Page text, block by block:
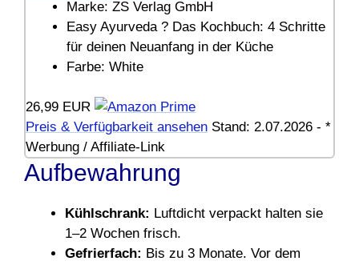
Marke: ZS Verlag GmbH
Easy Ayurveda ? Das Kochbuch: 4 Schritte
für deinen Neuanfang in der Küche
Farbe: White
26,99 EUR
Preis & Verfügbarkeit ansehen Stand: 2.07.2026 - *
Werbung / Affiliate-Link
Aufbewahrung
Kühlschrank: Luftdicht verpackt halten sie
1–2 Wochen frisch.
Gefrierfach: Bis zu 3 Monate. Vor dem